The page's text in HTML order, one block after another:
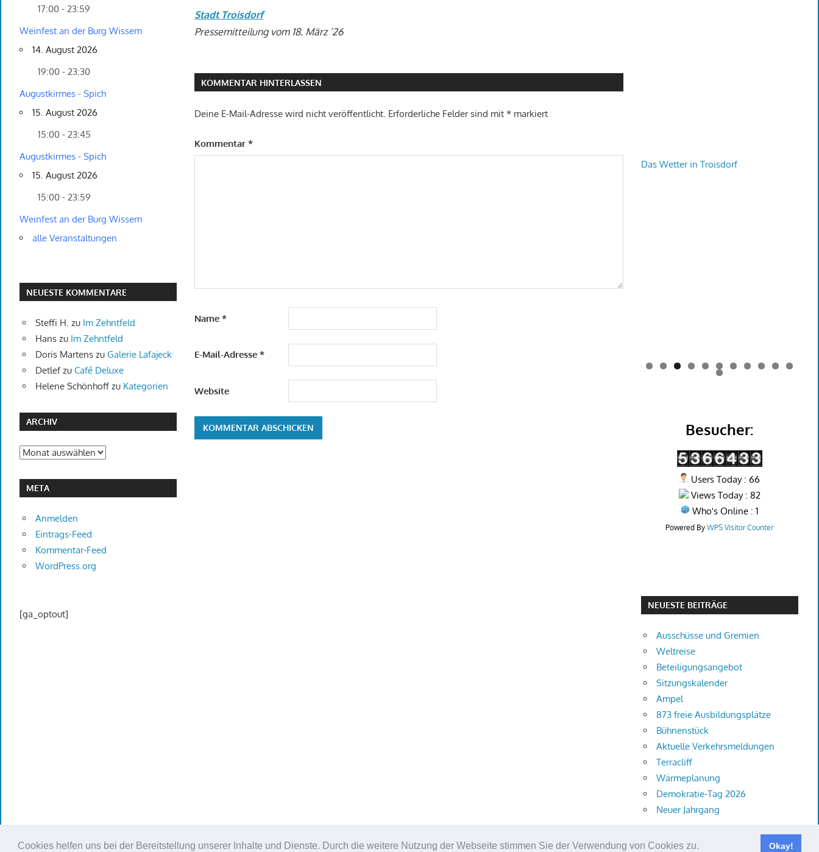
Cookies helfen uns bei der Bereitstellung unserer Inhalte und Dienste. Durch die weitere Nutzung der Webseite stimmen Sie der Verwendung von Cookies zu. Okay!
Stadt Troisdorf
Pressemitteilung vom 18. März ’26
KOMMENTAR HINTERLASSEN
Deine E-Mail-Adresse wird nicht veröffentlicht. Erforderliche Felder sind mit* markiert
Kommentar*
Name*
E-Mail-Adresse*
Website
17:00 - 23:59
Weinfest an der Burg Wissem
14. August 2026
19:00 - 23:30
Augustkirmes - Spich
15. August 2026
15:00 - 23:45
Augustkirmes - Spich
15. August 2026
15:00 - 23:59
Weinfest an der Burg Wissem
alle Veranstaltungen
NEUESTE KOMMENTARE
Steffi H. zu Im Zehntfeld
Hanszu Im Zehntfeld
Doris Martenszu Galerie Lafajeck
Detlefzu Café Deluxe
Helene Schönhoffzu Kategorien
ARCHIV
Archiv
META
Anmelden
Eintrags-Feed
Kommentar-Feed
WordPress.org
[ga_optout]
Das Wetter in Troisdorf
0 1
2
Besucher:
Users Today : 66
Views Today : 82
Who's Online : 1
Powered ByWPS Visitor Counter
NEUESTE BEITRÄGE
Ausschüsse und Gremien
Weltreise
Beteiligungsangebot
Sitzungskalender
Ampel
873 freie Ausbildungsplätze
Bühnenstück
Aktuelle Verkehrsmeldungen
Terracliff
Wärmeplanung
Demokratie-Tag 2026
Neuer Jahrgang